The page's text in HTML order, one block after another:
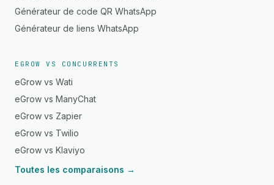
Générateur de code QR WhatsApp
Générateur de liens WhatsApp
EGROW VS CONCURRENTS
eGrow vs Wati
eGrow vs ManyChat
eGrow vs Zapier
eGrow vs Twilio
eGrow vs Klaviyo
Toutes les comparaisons →